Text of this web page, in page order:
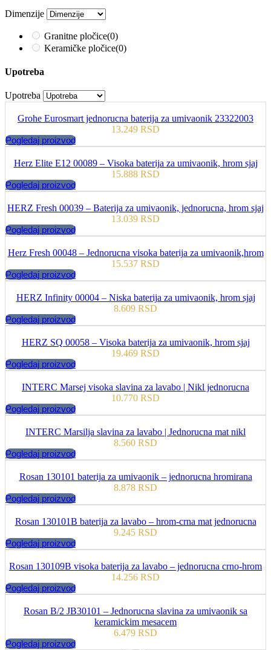
Dimenzije
Granitne pločice(0)
Keramičke pločice(0)
Upotreba
Upotreba
Grohe Eurosmart jednorucna baterija za umivaonik 23322003
13.249 RSD
Pogledaj proizvod
Herz Elite E12 00089 – Visoka baterija za umivaonik, hrom sjaj
15.888 RSD
Pogledaj proizvod
HERZ Fresh 00039 – Baterija za umivaonik, jednorucna, hrom sjaj
13.039 RSD
Pogledaj proizvod
Herz Fresh 00048 – Jednorucna visoka baterija za umivaonik,hrom
15.537 RSD
Pogledaj proizvod
HERZ Infinity 00004 – Niska baterija za umivaonik, hrom sjaj
8.609 RSD
Pogledaj proizvod
HERZ SQ 00058 – Visoka baterija za umivaonik, hrom sjaj
19.469 RSD
Pogledaj proizvod
INTERC Marsej visoka slavina za lavabo | Nikl jednorucna
10.770 RSD
Pogledaj proizvod
INTERC Marsilja slavina za lavabo | Jednorucna mat nikl
8.560 RSD
Pogledaj proizvod
Rosan 130101 baterija za umivaonik – jednorucna hromirana
8.878 RSD
Pogledaj proizvod
Rosan 130101B baterija za lavabo – hrom-crna mat jednorucna
9.245 RSD
Pogledaj proizvod
Rosan 130109B visoka baterija za lavabo – jednorucna crno-hrom
14.256 RSD
Pogledaj proizvod
Rosan B/2 JB30101 – Jednorucna slavina za umivaonik sa
keramickim mesacem
6.479 RSD
Pogledaj proizvod